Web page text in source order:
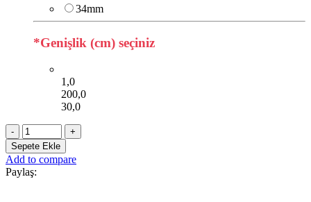
34mm
*Genişlik (cm) seçiniz
1,0
200,0
30,0
Gasair
Doğalgaz
Cam
Üzeri
Alüminyum
Sepete Ekle
Add to compare
Paylaş: